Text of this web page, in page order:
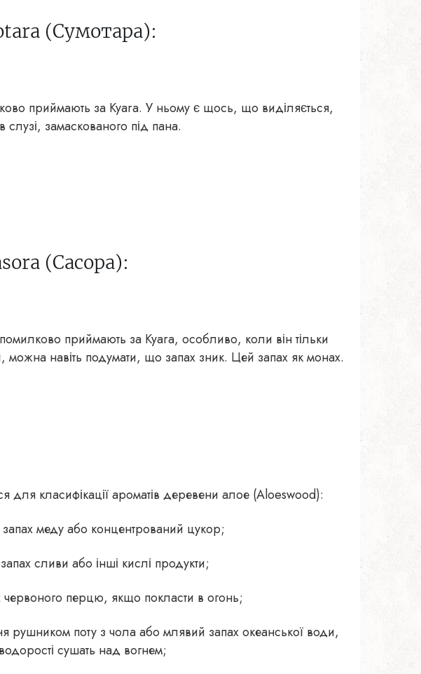
(Сумотара):
приймають за Kyara. У ньому є щось, що виділяється,
слузі, замаскованого під пана.
(Сасора):
приймають за Kyara, особливо, коли він тільки
можна навіть подумати, що запах зник. Цей запах як монах.
для класифікації ароматів деревени алое (Aloeswood):
меду або концентрований цукор;
сливи або інші кислі продукти;
червоного перцю, якщо покласти в огонь;
рушником поту з чола або млявий запах океанської води,
сушать над вогнем;